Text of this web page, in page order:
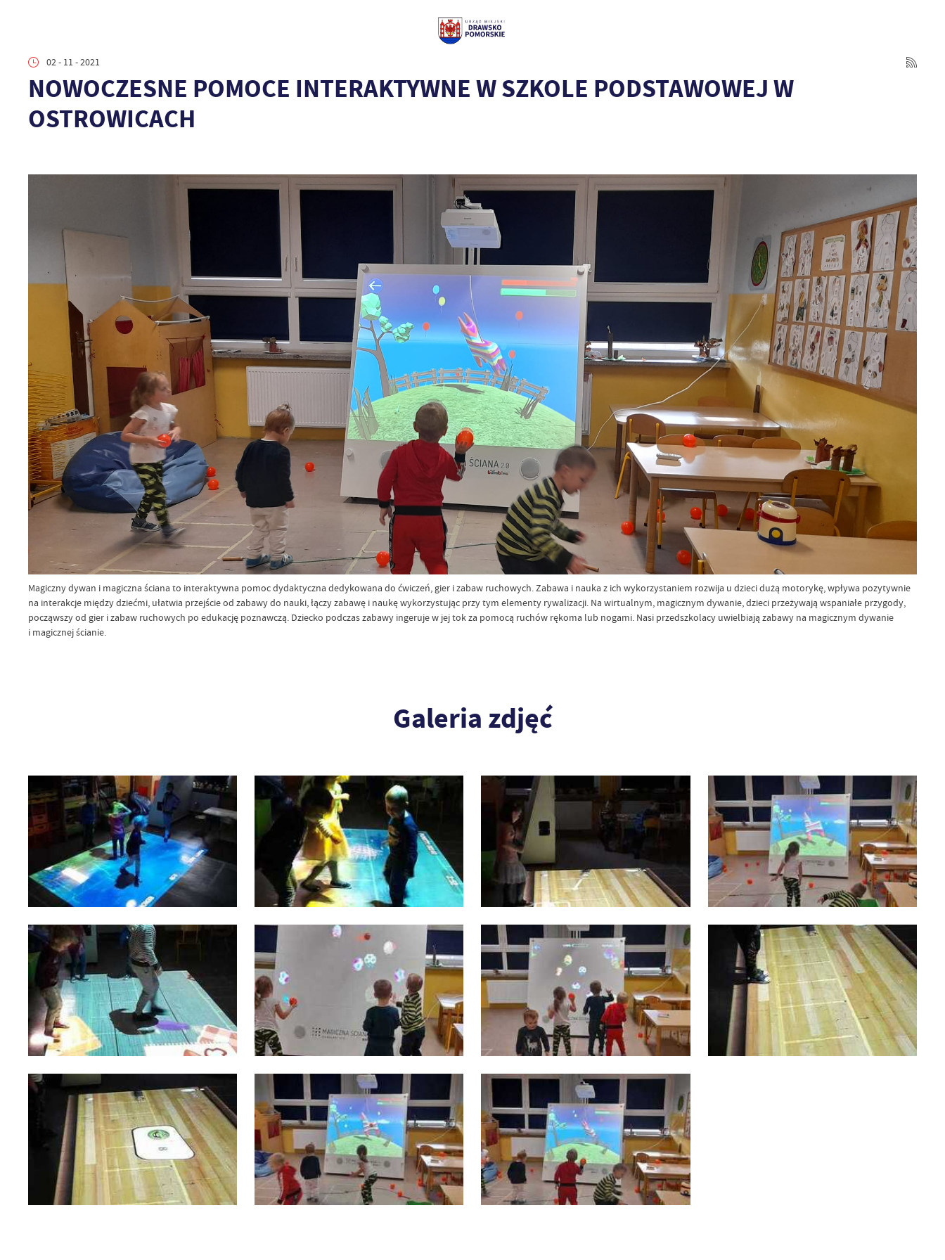
02 - 11 - 2021
NOWOCZESNE POMOCE INTERAKTYWNE W SZKOLE PODSTAWOWEJ W
OSTROWICACH
Magiczny dywan i magiczna ściana to interaktywna pomoc dydaktyczna dedykowana do ćwiczeń, gier i zabaw ruchowych. Zabawa i nauka z ich wykorzystaniem rozwija u dzieci dużą motorykę, wpływa pozytywnie
na interakcje między dziećmi, ułatwia przejście od zabawy do nauki, łączy zabawę i naukę wykorzystując przy tym elementy rywalizacji. Na wirtualnym, magicznym dywanie, dzieci przeżywają wspaniałe przygody,
począwszy od gier i zabaw ruchowych po edukację poznawczą. Dziecko podczas zabawy ingeruje w jej tok za pomocą ruchów rękoma lub nogami. Nasi przedszkolacy uwielbiają zabawy na magicznym dywanie
i magicznej ścianie.
Galeria zdjęć